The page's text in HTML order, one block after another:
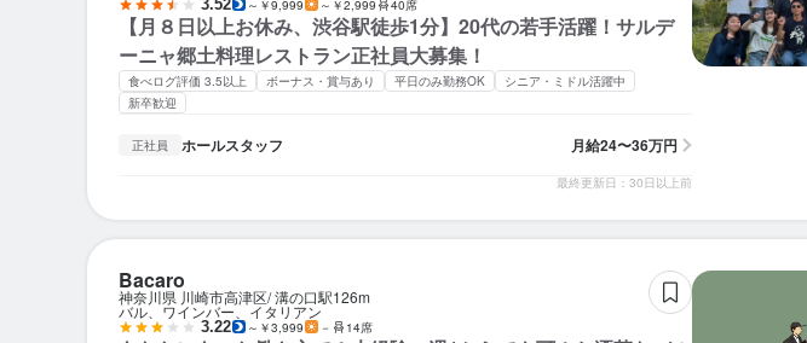
3.52 ～￥9,999 ～￥2,999 40席
【月８日以上お休み、渋谷駅徒歩1分】20代の若手活躍！サルデ
ーニャ郷土料理レストラン正社員大募集！
食べログ評価 3.5以上 ボーナス・賞与あり 平日のみ勤務OK
シニア・ミドル活躍中
新卒歓迎
正社員 ホールスタッフ 月給24〜36万円
最終更新日：30日以上前
Bacaro
神奈川県 川崎市高津区 溝の口駅126m
バル、ワインバー、イタリアン
3.22 ～￥3,999 － 14席